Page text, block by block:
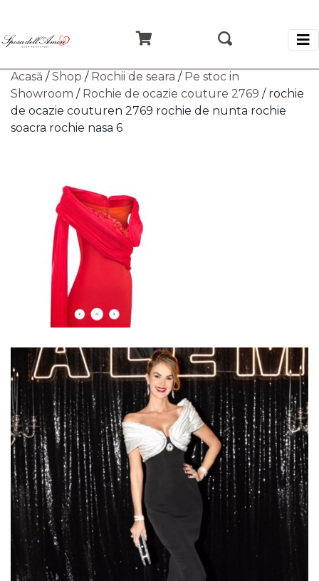
Acasă /Shop / Rochii de seara / Pe stoc in
Showroom / Rochie de ocazie couture 2769 / rochie
de ocazie couturen 2769 rochie de nunta rochie
soacra rochie nasa 6